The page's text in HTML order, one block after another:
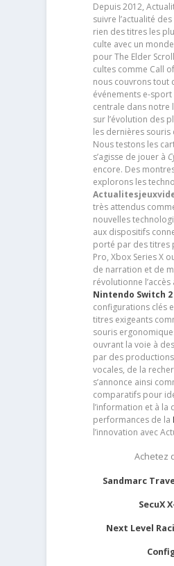
Depuis 2012,
suivre l’actualité
rien des titres les
culte avec un
pour The Elder
cultes comme Call
nous couvrons tout
événements e-
centrale dans notre
sur l’évolution des
les dernières souris
Nous testons les
s’agisse de jouer à
encore. Des
explorons les
très attendus
nouvelles
aux dispositifs
porté par des titres
Pro, Xbox Series X
de narration et de
révolutionne
Nintendo Switch 2
configurations clés
titres exigeants
souris
ouvrant la voie à
par des productions
vocales, de la
s’annonce ainsi
comparatifs pour
l’information et à la
performances de la
l’innovation avec
Achetez
Sandmarc
SecuX
Next Level